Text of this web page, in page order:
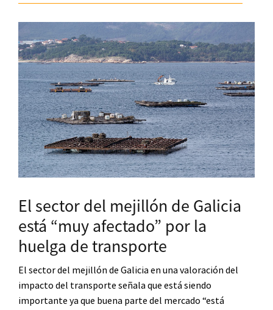
El sector del mejillón de Galicia
está “muy afectado” por la
huelga de transporte
El sector del mejillón de Galicia en una valoración del
impacto del transporte señala que está siendo
importante ya que buena parte del mercado “está